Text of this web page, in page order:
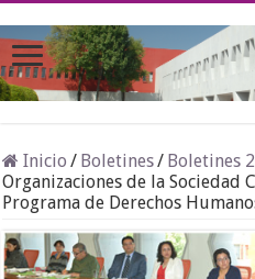
Inicio / Boletines/ Boletines
Organizaciones de la Sociedad
Programa de Derechos